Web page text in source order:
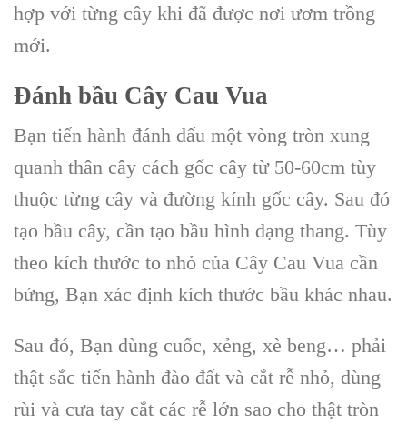
hợp với từng cây khi đã được nơi ươm trồng
mới.
Đánh bầu Cây Cau Vua
Bạn tiến hành đánh dấu một vòng tròn xung
quanh thân cây cách gốc cây từ 50-60cm tùy
thuộc từng cây và đường kính gốc cây. Sau đó
tạo bầu cây, cần tạo bầu hình dạng thang. Tùy
theo kích thước to nhỏ của Cây Cau Vua cần
bứng, Bạn xác định kích thước bầu khác nhau.
Sau đó, Bạn dùng cuốc, xẻng, xè beng… phải
thật sắc tiến hành đào đất và cắt rễ nhỏ, dùng
rùi và cưa tay cắt các rễ lớn sao cho thật tròn